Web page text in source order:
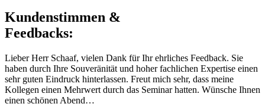
Kundenstimmen &
Feedbacks:
Lieber Herr Schaaf, vielen Dank für Ihr ehrliches Feedback. Sie
haben durch Ihre Souveränität und hoher fachlichen Expertise einen
sehr guten Eindruck hinterlassen. Freut mich sehr, dass meine
Kollegen einen Mehrwert durch das Seminar hatten. Wünsche Ihnen
einen schönen Abend…